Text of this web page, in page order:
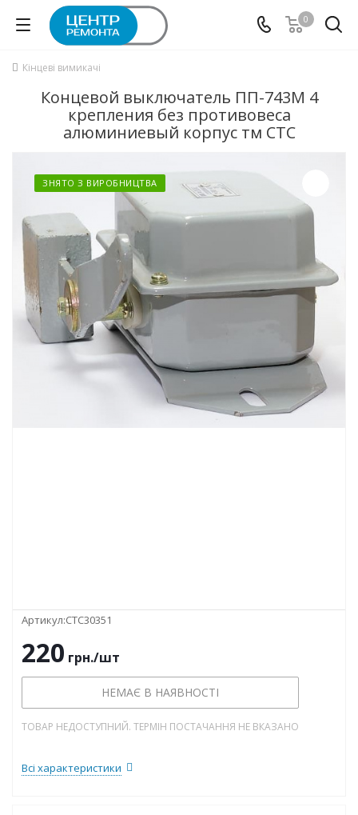
0
Кінцеві вимикачі
Концевой выключатель ПП-743М 4
крепления без противовеса
алюминиевый корпус тм СТС
ЗНЯТО З ВИРОБНИЦТВА
Артикул:СТС30351
220 грн./шт
НЕМАЄ В НАЯВНОСТІ
ТОВАР НЕДОСТУПНИЙ. ТЕРМІН ПОСТАЧАННЯ НЕ ВКАЗАНО
Всі характеристики